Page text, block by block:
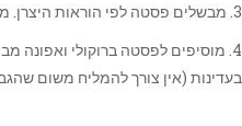
3. מבשלים פסטה לפי הוראות היצרן. מסננים ומערבבים עם כף שמן זית.
4. מוסיפים לפסטה ברוקולי ואפונה
בעדינות (אין צורך להמליח משום